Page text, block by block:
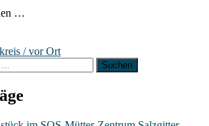
…
/ vor Ort